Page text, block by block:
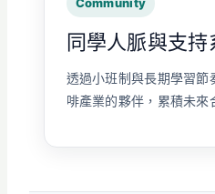
同學人脈與支持
透過小班制與長期學習節
啡產業的夥伴，累積未來